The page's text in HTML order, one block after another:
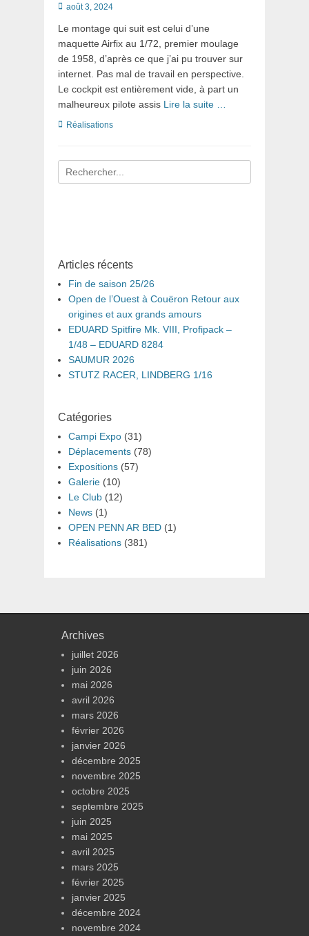
Posté
août 3, 2024
Le montage qui suit est celui d’une
maquette Airfix au 1/72, premier moulage
de 1958, d’après ce que j’ai pu trouver sur
internet. Pas mal de travail en perspective.
Le cockpit est entièrement vide, à part un
malheureux pilote assis Lire la suite …
Catégories
Réalisations
Recherche
pour
Articles récents
Fin de saison 25/26
Open de l’Ouest à Couëron Retour aux
origines et aux grands amours
EDUARD Spitfire Mk. VIII, Profipack –
1/48 – EDUARD 8284
SAUMUR 2026
STUTZ RACER, LINDBERG 1/16
Catégories
Campi Expo (31)
Déplacements (78)
Expositions (57)
Galerie (10)
Le Club (12)
News (1)
OPEN PENN AR BED (1)
Réalisations (381)
Archives
juillet 2026
juin 2026
mai 2026
avril 2026
mars 2026
février 2026
janvier 2026
décembre 2025
novembre 2025
octobre 2025
septembre 2025
juin 2025
mai 2025
avril 2025
mars 2025
février 2025
janvier 2025
décembre 2024
novembre 2024